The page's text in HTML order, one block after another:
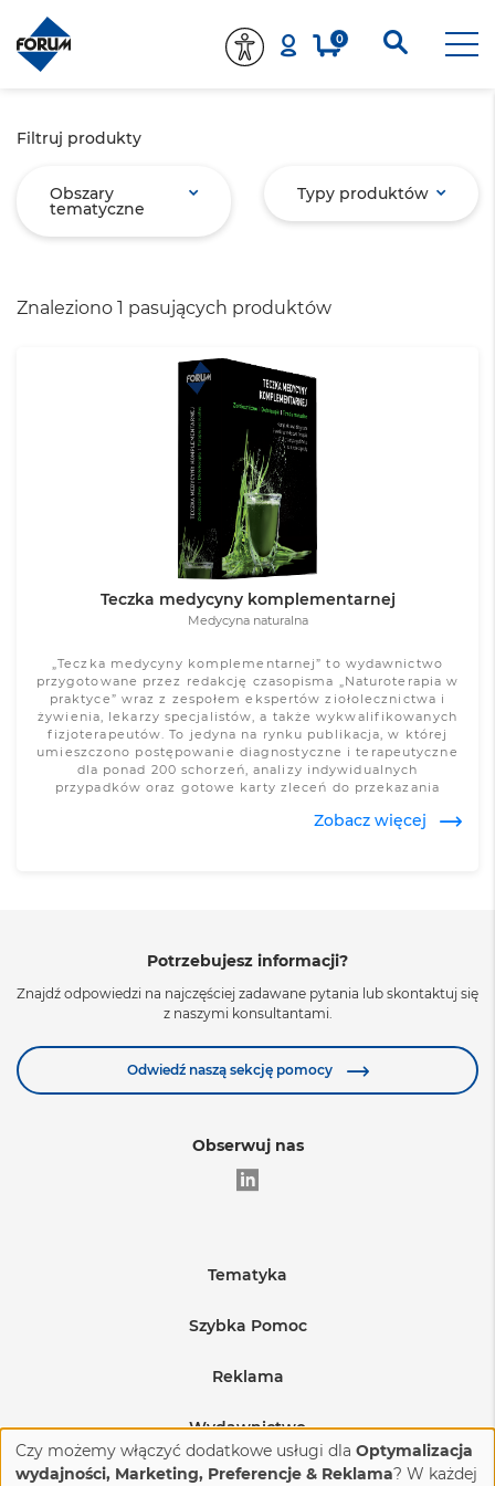
0
Filtruj produkty
Obszary
tematyczne
Typy produktów
Znaleziono 1 pasujących produktów
Teczka medycyny komplementarnej
Medycyna naturalna
„Teczka medycyny komplementarnej” to wydawnictwo
przygotowane przez redakcję czasopisma „Naturoterapia w
praktyce” wraz z zespołem ekspertów ziołolecznictwa i
żywienia, lekarzy specjalistów, a także wykwalifikowanych
fizjoterapeutów. To jedyna na rynku publikacja, w której
umieszczono postępowanie diagnostyczne i terapeutyczne
dla ponad 200 schorzeń, analizy indywidualnych
przypadków oraz gotowe karty zleceń do przekazania
Zobacz więcej
Potrzebujesz informacji?
Znajdź odpowiedzi na najczęściej zadawane pytania lub skontaktuj się
z naszymi konsultantami.
Odwiedź naszą sekcję pomocy
Obserwuj nas
Tematyka
Edukacja
Medycyna
BHP i produkcja
Budownictwo i nieruchomości
Szybka Pomoc
Warunki sprzedaży
Wysyłka produktów
Reklamacje i zwroty
Reklama
Regulamin sprzedaży reklam
Regulamin sprzedaży reklam na eventach
Wydawnictwo
O nas
Czy możemy włączyć dodatkowe usługi dla Optymalizacja
wydajności, Marketing, Preferencje & Reklama? W każdej